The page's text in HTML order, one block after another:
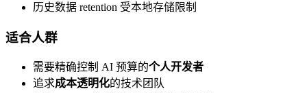
历史数据 retention 受本地存储限制
适合人群
需要精确控制 AI 预算的个人开发者
追求成本透明化的技术团队